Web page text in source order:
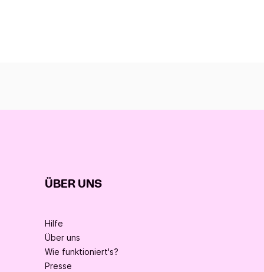
ÜBER UNS
Hilfe
Über uns
Wie funktioniert's?
Presse